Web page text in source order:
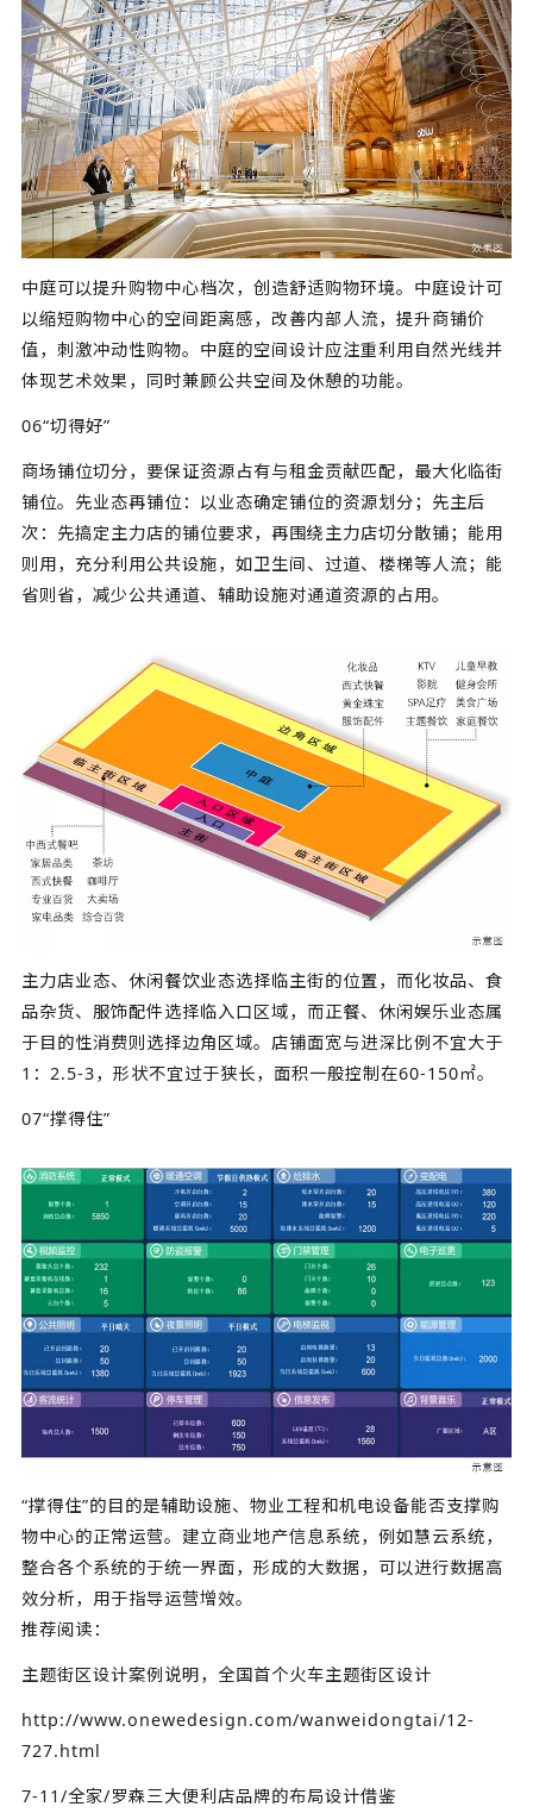
中庭可以提升购物中心档次，创造舒适购物环境。中庭设计可
以缩短购物中心的空间距离感，改善内部人流，提升商铺价
值，刺激冲动性购物。中庭的空间设计应注重利用自然光线并
体现艺术效果，同时兼顾公共空间及休憩的功能。
06“切得好”
商场铺位切分，要保证资源占有与租金贡献匹配，最大化临街
铺位。先业态再铺位：以业态确定铺位的资源划分；先主后
次：先搞定主力店的铺位要求，再围绕主力店切分散铺；能用
则用，充分利用公共设施，如卫生间、过道、楼梯等人流；能
省则省，减少公共通道、辅助设施对通道资源的占用。
主力店业态、休闲餐饮业态选择临主街的位置，而化妆品、食
品杂货、服饰配件选择临入口区域，而正餐、休闲娱乐业态属
于目的性消费则选择边角区域。店铺面宽与进深比例不宜大于
1：2.5-3，形状不宜过于狭长，面积一般控制在60‐150㎡。
07“撑得住”
“撑得住”的目的是辅助设施、物业工程和机电设备能否支撑购
物中心的正常运营。建立商业地产信息系统，例如慧云系统，
整合各个系统的于统一界面，形成的大数据，可以进行数据高
效分析，用于指导运营增效。
推荐阅读：
主题街区设计案例说明，全国首个火车主题街区设计
http://www.onewedesign.com/wanweidongtai/12-
727.html
7-11/全家/罗森三大便利店品牌的布局设计借鉴